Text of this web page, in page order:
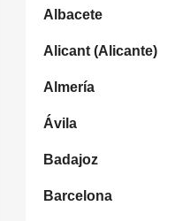
Albacete
Alicant (Alicante)
Almería
Ávila
Badajoz
Barcelona